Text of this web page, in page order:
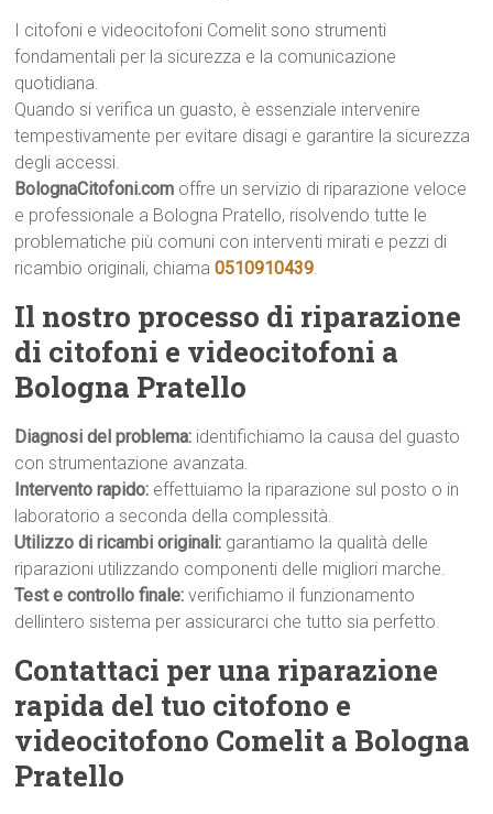
I citofoni e videocitofoni Comelit sono strumenti
fondamentali per la sicurezza e la comunicazione
quotidiana.
Quando si verifica un guasto, è essenziale intervenire
tempestivamente per evitare disagi e garantire la sicurezza
degli accessi.
BolognaCitofoni.com offre un servizio di riparazione veloce
e professionale a Bologna Pratello, risolvendo tutte le
problematiche più comuni con interventi mirati e pezzi di
ricambio originali, chiama0510910439.
Il nostro processo di riparazione
di citofoni e videocitofoni a
Bologna Pratello
Diagnosi del problema: identifichiamo la causa del guasto
con strumentazione avanzata.
Intervento rapido: effettuiamo la riparazione sul posto o in
laboratorio a seconda della complessità.
Utilizzo di ricambi originali: garantiamo la qualità delle
riparazioni utilizzando componenti delle migliori marche.
Test e controllo finale:verifichiamo il funzionamento
dellintero sistema per assicurarci che tutto sia perfetto.
Contattaci per una riparazione
rapida del tuo citofono e
videocitofono Comelit a Bologna
Pratello